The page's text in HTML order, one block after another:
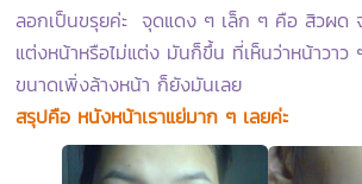
ลอกเป็นขรุยค่ะ จุดแดง ๆ เล็ก ๆ คือ สิวผด จ
แต่งหน้าหรือไม่แต่ง มันก็ขึ้น ที่เห็นว่าหน้าวาว
ขนาดเพิ่งล้างหน้า ก็ยังมันเลย
สรุปคือ หนังหน้าเราแย่มาก ๆ เลยค่ะ